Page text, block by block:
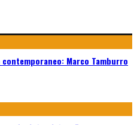
Marco Tamburro